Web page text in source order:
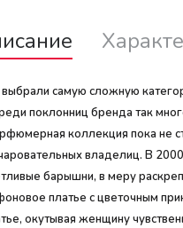
самую сложную
поклонниц бренда так
коллекция пока
владелиц. В
барышни, в меру
платье с цветочным
окутывая женщину